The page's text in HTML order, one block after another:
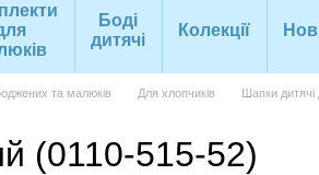
Боді
дитячі
Колекції
та малюків Для хлопчиків
Шапки дитячі
(0110-515-52)